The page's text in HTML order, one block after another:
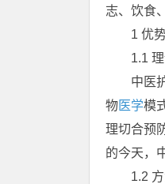
志、饮食
1 优
1.1 理
中医护
物医学模
理切合预
的今天，
1.2 方